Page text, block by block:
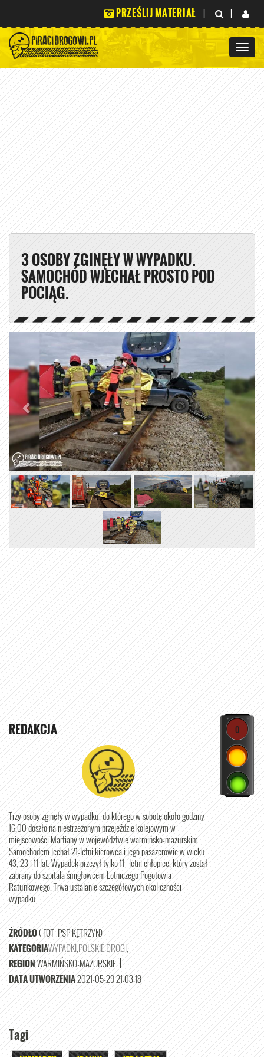
PRZEŚLIJ MATERIAŁ | |
3 OSOBY ZGINĘŁY W WYPADKU.
SAMOCHÓD WJECHAŁ PROSTO POD
POCIĄG.
REDAKCJA
Trzy osoby zginęły w wypadku, do którego w sobotę około godziny
16.00 doszło na niestrzeżonym przejeździe kolejowym w
miejscowości Martiany w województwie warmińsko-mazurskim.
Samochodem jechał 21-letni kierowca i jego pasażerowie w wieku
43, 23 i 11 lat. Wypadek przeżył tylko 11--letni chłopiec, który został
zabrany do szpitala śmigłowcem Lotniczego Pogotowia
Ratunkowego. Trwa ustalanie szczegółowych okoliczności
wypadku.
ŹRÓDŁO( FOT: PSP KĘTRZYN)
KATEGORIAWYPADKIPOLSKIE DROGI
REGIONWARMIŃSKO-MAZURSKIE
DATA UTWORZENIA2021-05-29 21:03:18
Tagi
0